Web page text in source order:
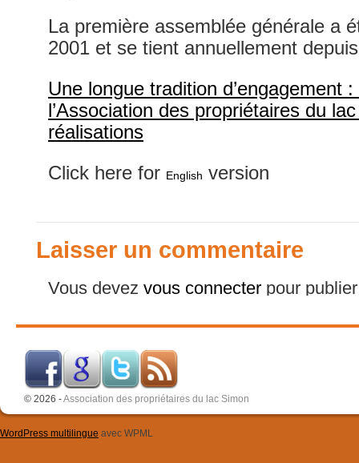
La première assemblée générale a
2001 et se tient annuellement
Une longue tradition d’engagement
l’Association des propriétaires du
réalisations
Click here for English version
Laisser un commentaire
Vous devez vous connecter pour
© 2026 -Association des propriétaires du lac Simon
WordPress multilingue avec WPML